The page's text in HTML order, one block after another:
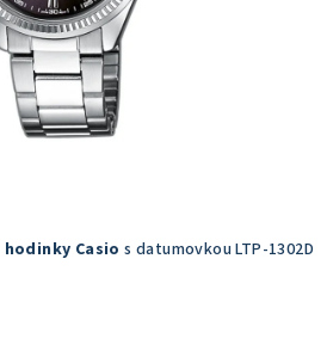
hodinky Casio s datumovkouLTP-1302D